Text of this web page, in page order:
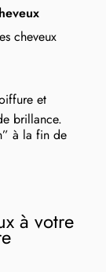
cheveux
et
brillance.
à la fin de
à votre